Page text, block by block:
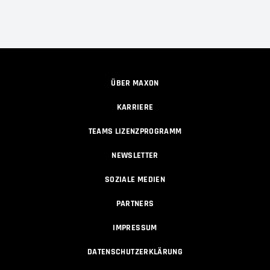
ÜBER MAXON
KARRIERE
TEAMS LIZENZPROGRAMM
NEWSLETTER
SOZIALE MEDIEN
PARTNERS
IMPRESSUM
DATENSCHUTZERKLÄRUNG